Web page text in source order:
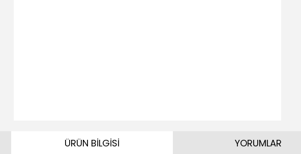
ÜRÜN BİLGİSİ YORUMLAR